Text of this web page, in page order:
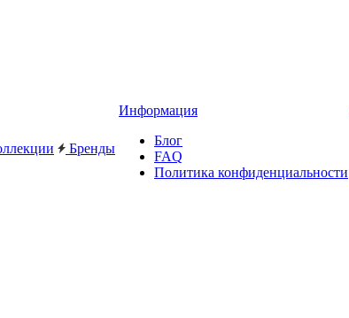
Бренды
Информация
Блог
FAQ
Политика конфиденциальности